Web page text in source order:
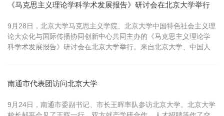
《马克思主义理论学科学术发展报告》研讨会在北京大学举行
9月28日，北京大学马克思主义学院、北京大学中国特色社会主义理
论大众化与国际传播协同创新中心共同主办的《马克思主义理论学
科学术发展报告》研讨会在北京大学举行。来自北京大学、中国人
南通市代表团访问北京大学
​9月24日，南通市委副书记、市长王晖率队参访北京大学。北京大学